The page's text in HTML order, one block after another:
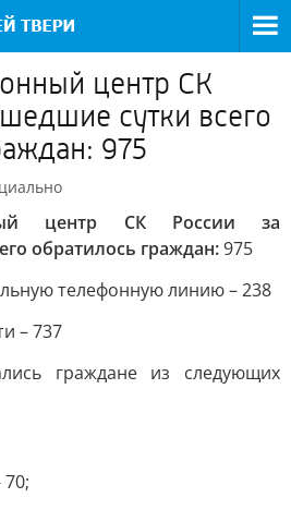
центр СК
сутки всего
975
центр СК России за
обратилось граждан:975
телефонную линию – 238
– 737
граждане из следующих